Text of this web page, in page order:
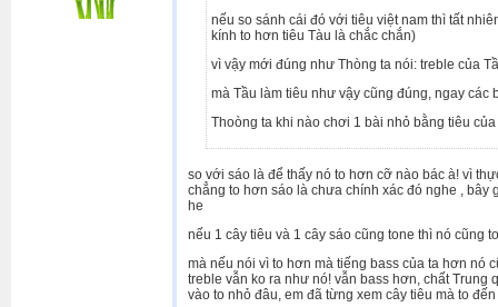
nếu so sánh cái đó với tiêu việt nam thì tất
kính to hơn tiêu Tàu là chắc chắn)
vì vậy mới đúng như Thòng ta nói: treble của
mà Tầu làm tiêu như vậy cũng đúng, ngay các
Thoòng ta khi nào chơi 1 bài nhỏ bằng tiêu
so với sáo là để thấy nó to hơn cỡ nào bác à! vì
chẳng to hơn sáo là chưa chính xác đó nghe , bây
he
nếu 1 cây tiêu và 1 cây sáo cũng tone thì nó cũng
mà nếu nói vì to hơn mà tiếng bass của ta hơn nó
treble vẫn ko ra như nó! vẫn bass hơn, chất Trung
vào to nhỏ đâu, em đã từng xem cây tiêu mà to